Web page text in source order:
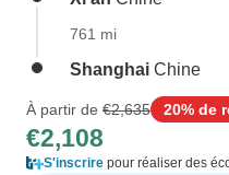
761 mi
Shanghai Chine
À partir de €2,635 20% de
€2,108
S'inscrire pour réaliser des